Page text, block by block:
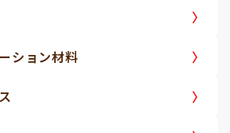
ション材料